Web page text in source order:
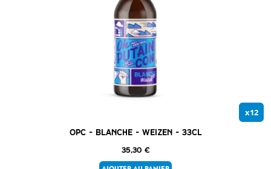
x12
OPC – Blanche – Weizen – 33cl
35,30 €